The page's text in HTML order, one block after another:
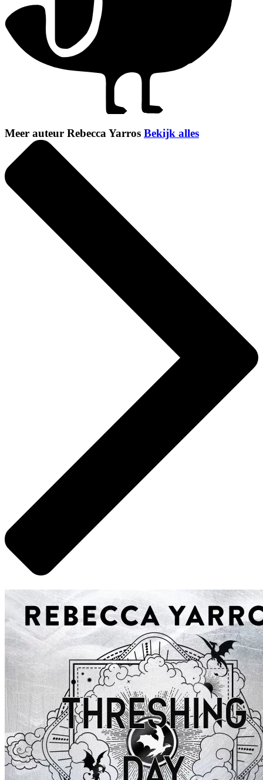
Meer auteur Rebecca Yarros Bekijk alles